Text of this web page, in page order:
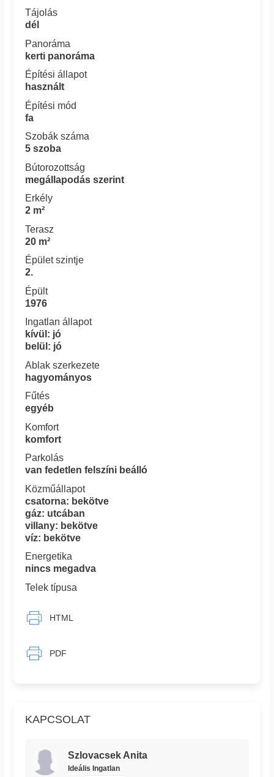
KAPCSOLAT
Szlovacsek Anita
Ideális Ingatlan
Tájolás
dél
Panoráma
kerti panoráma
Építési állapot
használt
Építési mód
fa
Szobák száma
5 szoba
Bútorozottság
megállapodás szerint
Erkély
2 m²
Terasz
20 m²
Épület szintje
2.
Épült
1976
Ingatlan állapot
kívül: jó
belül: jó
Ablak szerkezete
hagyományos
Fűtés
egyéb
Komfort
komfort
Parkolás
van fedetlen felszíni beálló
Közműállapot
csatorna: bekötve
gáz: utcában
villany: bekötve
víz: bekötve
Energetika
nincs megadva
Telek típusa
HTML
PDF